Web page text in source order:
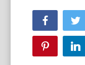
Facebook
Pinterest